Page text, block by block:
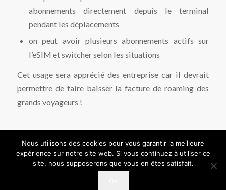
abonnements directement depuis le terminal
pendant les déplacements
on peut avoir plusieurs abonnements actifs sur
l’eSIM et switcher selon les situations
Cet usage sera apprécié des entreprise car il devrait
permettre de faire baisser la facture de roaming des
grands voyageurs !
Nous utilisons des cookies pour vous garantir la meilleure
expérience sur notre site web. Si vous continuez à utiliser ce
site, nous supposerons que vous en êtes satisfait.